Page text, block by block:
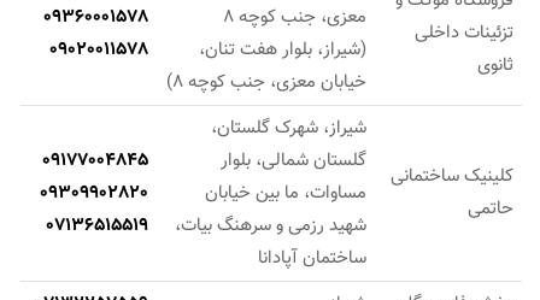
تزئینات داخلی
ثانوی
معزی، جنب کوچه 8
(شیراز، بلوار هفت تنان،
خیابان معزی، جنب کوچه 8)
09360001578
09020011578
کلینیک ساختمانی
حاتمی
شیراز، شهرک گلستان،
گلستان شمالی، بلوار
مساوات، ما بین خیابان
شهید رزمی و سرهنگ بیات،
ساختمان آپادانا
09177004845
09309902820
07136515519